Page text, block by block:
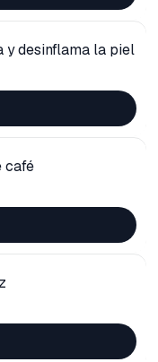
y desinflama la piel
café